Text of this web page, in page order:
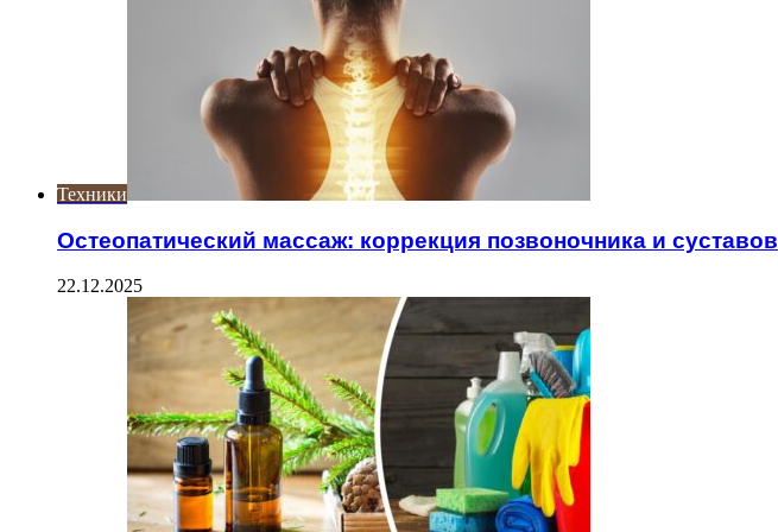
Техники
Остеопатический массаж: коррекция позвоночника и суставов
22.12.2025